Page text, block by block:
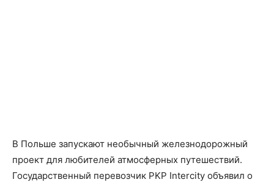
В Польше запускают необычный железнодорожный
проект для любителей атмосферных путешествий.
Государственный перевозчик PKP Intercity объявил о